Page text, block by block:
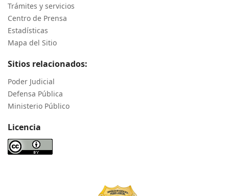
Trámites y servicios
Centro de Prensa
Estadísticas
Mapa del Sitio
Sitios relacionados:
Poder Judicial
Defensa Pública
Ministerio Público
Licencia